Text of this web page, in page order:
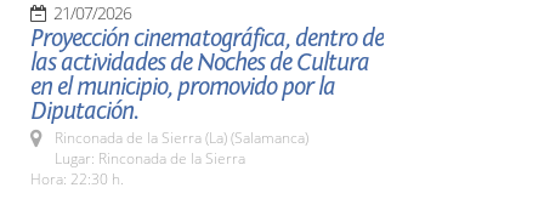
21/07/2026
Proyección cinematográfica, dentro de
las actividades de Noches de Cultura
en el municipio, promovido por la
Diputación.
Rinconada de la Sierra (La) (Salamanca)
Lugar: Rinconada de la Sierra
Hora: 22:30 h.